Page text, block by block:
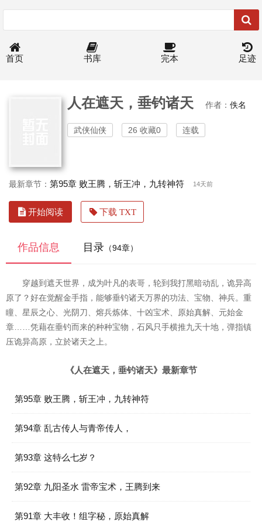
首页 书库 完本 足迹
人在遮天，垂钓诸天 作者： 佚名
武侠仙侠 26 收藏0 连载
最新章节： 第95章 败王腾，斩王冲，九转神符 14天前
开始阅读 下载 TXT
作品信息 目录 （94章）
穿越到遮天世界，成为叶凡的表哥，轮到我打黑暗动乱，诡异高
原了？好在觉醒金手指，能够垂钓诸天万界的功法、宝物、神兵。重
瞳、星辰之心、光阴刀、熔兵炼体、十凶宝术、原始真解、元始金
章……凭藉在垂钓而来的种种宝物，石风只手横推九天十地，弹指镇
压诡异高原，立於诸天之上。
《人在遮天，垂钓诸天》最新章节
第95章 败王腾，斩王冲，九转神符
第94章 乱古传人与青帝传人，
第93章 这特么七岁？
第92章 九阳圣水 雷帝宝术，王腾到来
第91章 大丰收！组字秘，原始真解